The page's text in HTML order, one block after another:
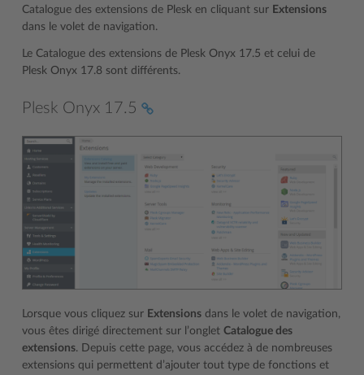
Catalogue des extensions de Plesk en cliquant sur Extensions
dans le volet de navigation.
Le Catalogue des extensions de Plesk Onyx 17.5 et celui de
Plesk Onyx 17.8 sont différents.
Plesk Onyx 17.5
Lorsque vous cliquez sur Extensions dans le volet de navigation,
vous êtes dirigé directement sur l’onglet Catalogue des
extensions. Depuis cette page, vous accédez à de nombreuses
extensions qui permettent d’ajouter tout type de fonctions et